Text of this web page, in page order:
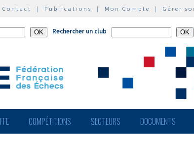
Contact | Publications | Mon Compte | Gérer
Rechercher un club
FFE COMPÉTITIONS SECTEURS DOCUMENTS